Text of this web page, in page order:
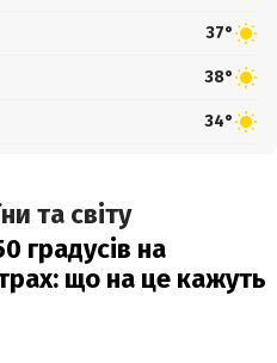
37°
38°
34°
та світу
градусів на
що на це кажуть